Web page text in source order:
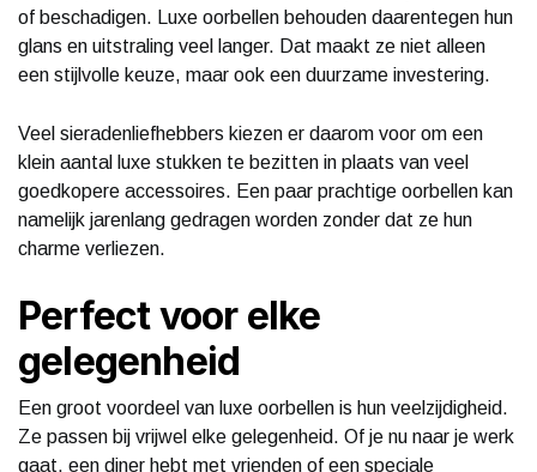
of beschadigen. Luxe oorbellen behouden daarentegen hun
glans en uitstraling veel langer. Dat maakt ze niet alleen
een stijlvolle keuze, maar ook een duurzame investering.
Veel sieradenliefhebbers kiezen er daarom voor om een
klein aantal luxe stukken te bezitten in plaats van veel
goedkopere accessoires. Een paar prachtige oorbellen kan
namelijk jarenlang gedragen worden zonder dat ze hun
charme verliezen.
Perfect voor elke
gelegenheid
Een groot voordeel van luxe oorbellen is hun veelzijdigheid.
Ze passen bij vrijwel elke gelegenheid. Of je nu naar je werk
gaat, een diner hebt met vrienden of een speciale